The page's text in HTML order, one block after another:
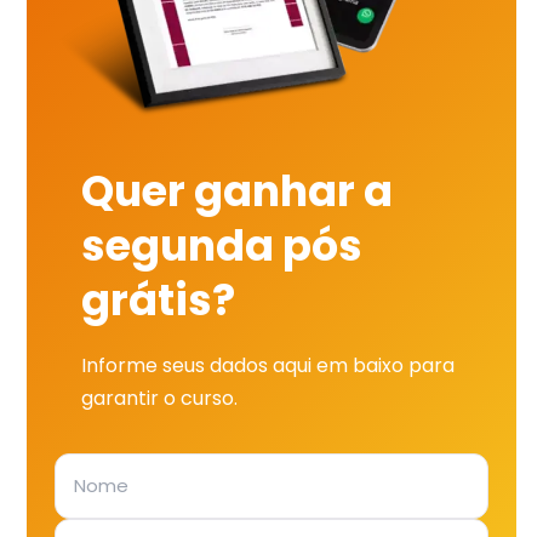
Quer ganhar a
segunda pós
grátis?
Informe seus dados aqui em baixo para
garantir o curso.